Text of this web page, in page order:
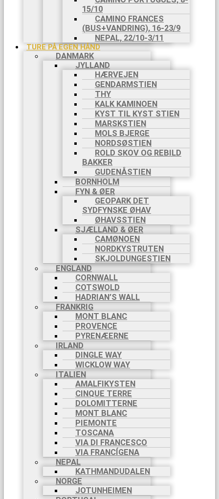
15/10
CAMINO FRANCES
(BUS+VANDRING), 16-23/9
NEPAL, 22/10-3/11
TURE PÅ EGEN HÅND
DANMARK
JYLLAND
HÆRVEJEN
GENDARMSTIEN
THY
KALK KAMINOEN
KYST TIL KYST STIEN
MARSKSTIEN
MOLS BJERGE
NORDSØSTIEN
ROLD SKOV OG REBILD
BAKKER
GUDENÅSTIEN
BORNHOLM
FYN & ØER
GEOPARK DET
SYDFYNSKE ØHAV
ØHAVSSTIEN
SJÆLLAND & ØER
CAMØNOEN
NORDKYSTRUTEN
SKJOLDUNGESTIEN
ENGLAND
CORNWALL
COTSWOLD
HADRIAN’S WALL
FRANKRIG
MONT BLANC
PROVENCE
PYRENÆERNE
IRLAND
DINGLE WAY
WICKLOW WAY
ITALIEN
AMALFIKYSTEN
CINQUE TERRE
DOLOMITTERNE
MONT BLANC
PIEMONTE
TOSCANA
VIA DI FRANCESCO
VIA FRANCÍGENA
NEPAL
KATHMANDUDALEN
NORGE
JOTUNHEIMEN